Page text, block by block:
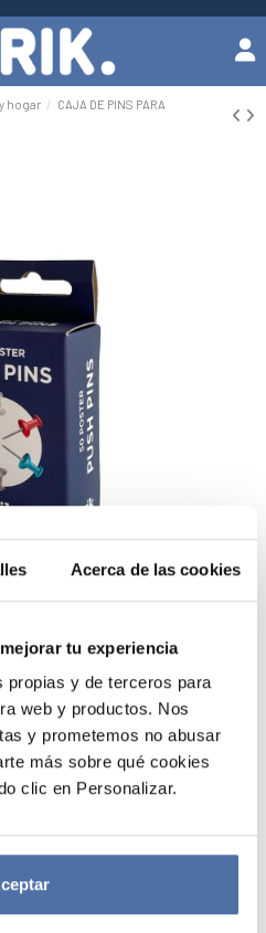
Acerca de las cookies
tu experiencia
y de terceros para
web y productos. Nos
y prometemos no abusar
más sobre qué cookies
clic en Personalizar.
hogar
CAJA DE PINS PARA
COLGAR
ideales para colgar pósters.